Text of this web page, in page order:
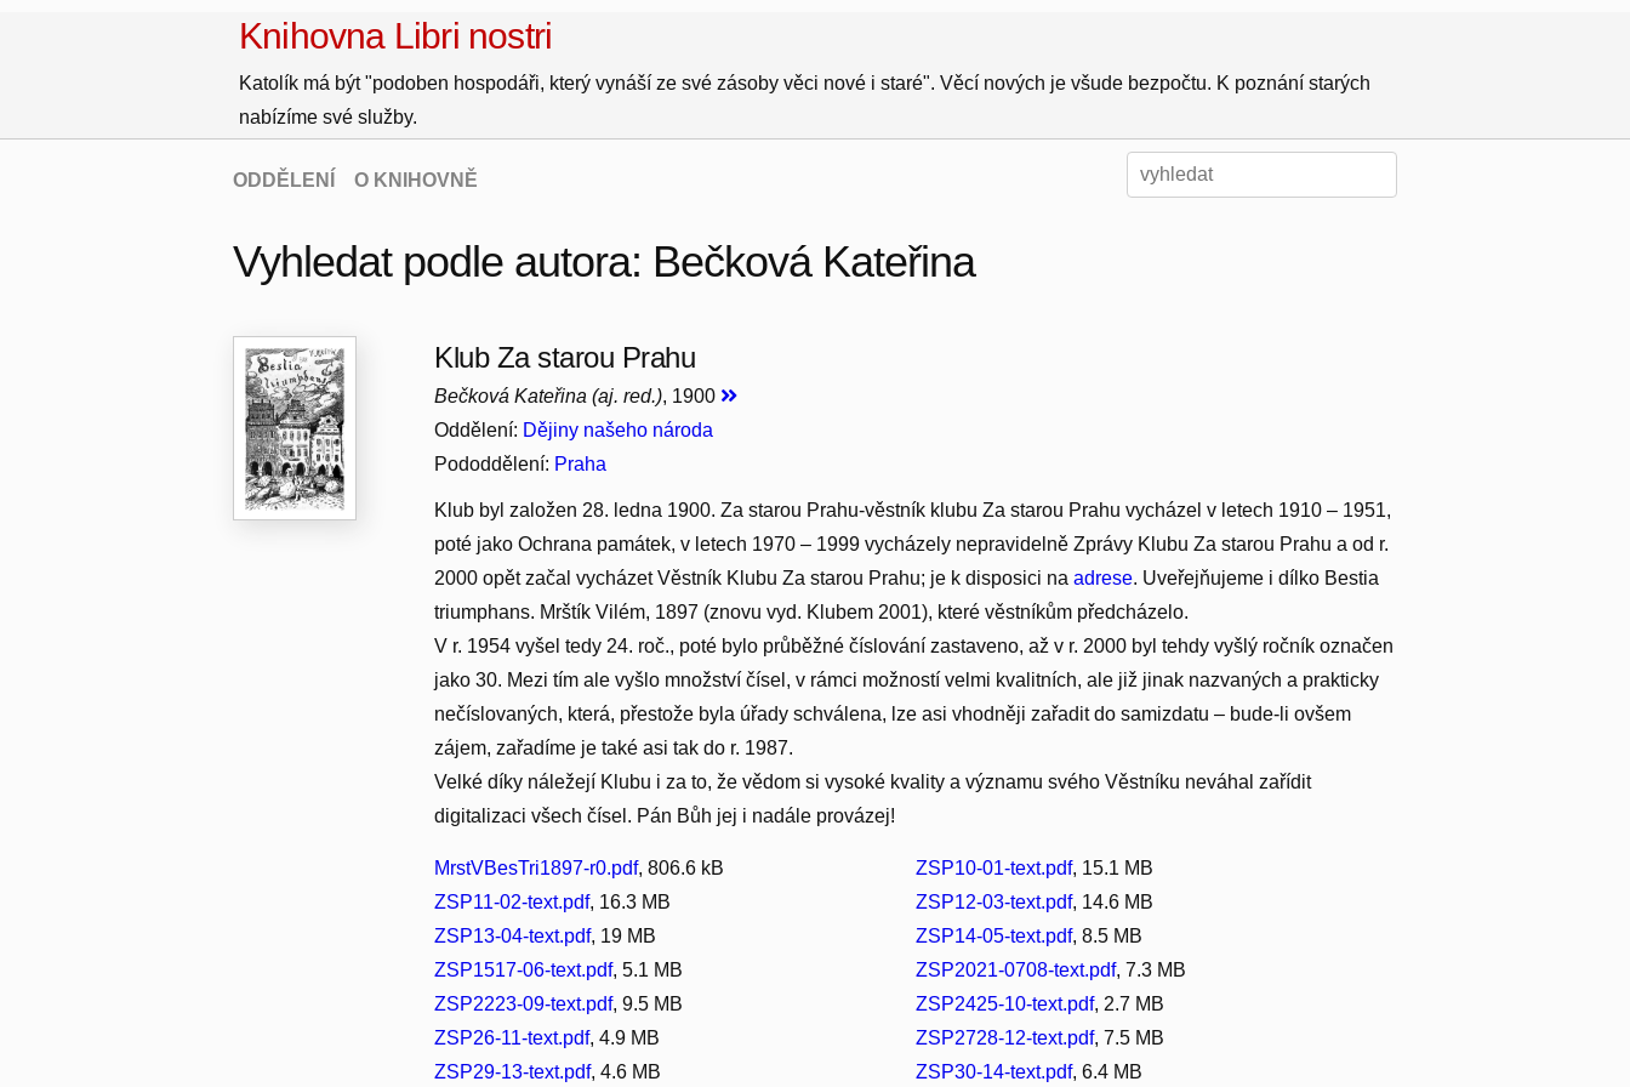
Knihovna Libri nostri
Katolík má být "podoben hospodáři, který vynáší ze své zásoby věci nové i staré". Věcí nových je všude bezpočtu. K poznání starých
nabízíme své služby.
ODDĚLENÍ O KNIHOVNĚ
Vyhledat podle autora: Bečková Kateřina
Klub Za starou Prahu
Bečková Kateřina (aj. red.), 1900
Oddělení: Dějiny našeho národa
Pododdělení: Praha
Klub byl založen 28. ledna 1900. Za starou Prahu-věstník klubu Za starou Prahu vycházel v letech 1910 – 1951,
poté jako Ochrana památek, v letech 1970 – 1999 vycházely nepravidelně Zprávy Klubu Za starou Prahu a od r.
2000 opět začal vycházet Věstník Klubu Za starou Prahu; je k disposici naadrese. Uveřejňujeme i dílko Bestia
triumphans. Mrštík Vilém, 1897 (znovu vyd. Klubem 2001), které věstníkům předcházelo.
V r. 1954 vyšel tedy 24. roč., poté bylo průběžné číslování zastaveno, až v r. 2000 byl tehdy vyšlý ročník označen
jako 30. Mezi tím ale vyšlo množství čísel, v rámci možností velmi kvalitních, ale již jinak nazvaných a prakticky
nečíslovaných, která, přestože byla úřady schválena, lze asi vhodněji zařadit do samizdatu – bude-li ovšem
zájem, zařadíme je také asi tak do r. 1987.
Velké díky náležejí Klubu i za to, že vědom si vysoké kvality a významu svého Věstníku neváhal zařídit
digitalizaci všech čísel. Pán Bůh jej i nadále provázej!
MrstVBesTri1897-r0.pdf, 806.6 kB ZSP10-01-text.pdf, 15.1 MB
ZSP11-02-text.pdf, 16.3 MB ZSP12-03-text.pdf, 14.6 MB
ZSP13-04-text.pdf, 19 MB ZSP14-05-text.pdf, 8.5 MB
ZSP1517-06-text.pdf, 5.1 MB ZSP2021-0708-text.pdf, 7.3 MB
ZSP2223-09-text.pdf, 9.5 MB ZSP2425-10-text.pdf, 2.7 MB
ZSP26-11-text.pdf, 4.9 MB ZSP2728-12-text.pdf, 7.5 MB
ZSP29-13-text.pdf, 4.6 MB ZSP30-14-text.pdf, 6.4 MB